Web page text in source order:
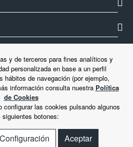
© Genebre
y de terceros para fines analíticos y
personalizada en base a un perfil
hábitos de navegación (por ejemplo,
información consulta nuestra Política
de Cookies
configurar las cookies pulsando algunos
siguientes botones:
Configuración Aceptar